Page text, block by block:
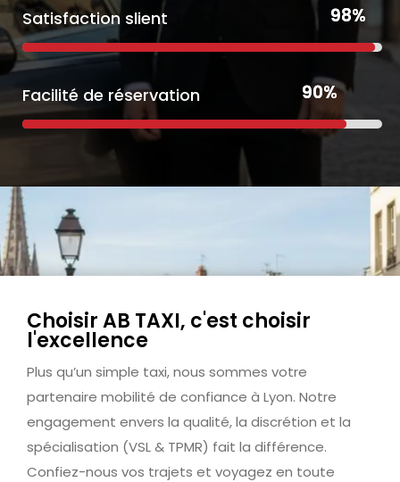
Satisfaction slient 98%
98%
Facilité de réservation 90%
90%
Choisir AB TAXI, c'est choisir
l'excellence
Plus qu’un simple taxi, nous sommes votre
partenaire mobilité de confiance à Lyon. Notre
engagement envers la qualité, la discrétion et la
spécialisation (VSL & TPMR) fait la différence.
Confiez-nous vos trajets et voyagez en toute